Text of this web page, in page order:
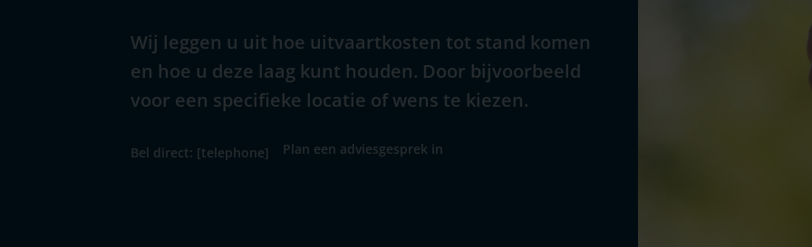
Wij leggen u uit hoe uitvaartkosten tot stand komen
en hoe u deze laag kunt houden. Door bijvoorbeeld
voor een specifieke locatie of wens te kiezen.
Bel direct: [telephone] Plan een adviesgesprek in